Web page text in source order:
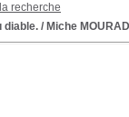
recherche
diable. / Miche MOURAD